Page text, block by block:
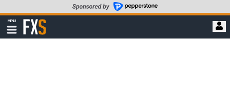
至
要
MENU
顯
示
FXStreet